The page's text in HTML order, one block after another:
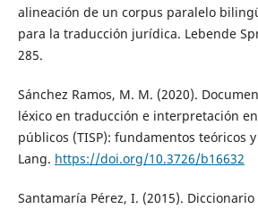
alineación de un corpus paralelo
para la traducción jurídica. Lebende
285.
Sánchez Ramos, M. M. (2020).
léxico en traducción e interpretación
públicos (TISP): fundamentos teóricos
Lang. https://doi.org/10.3726/b16632
Santamaría Pérez, I. (2015).